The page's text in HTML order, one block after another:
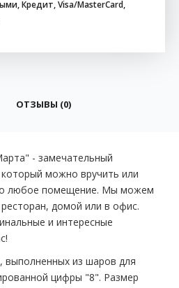
Кредит, Visa/MasterCard,
ОТЗЫВЫ (0)
- замечательный
можно вручить или
любое помещение. Мы можем
домой или в офис.
и интересные
выполненных из шаров для
цифры "8". Размер